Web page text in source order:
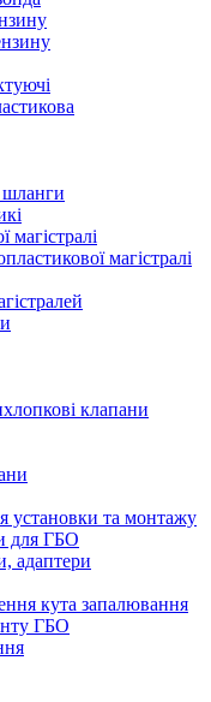
шланги
магістралі
магістралі
клапани
установки та монтажу
для ГБО
адаптери
кута запалювання
ГБО